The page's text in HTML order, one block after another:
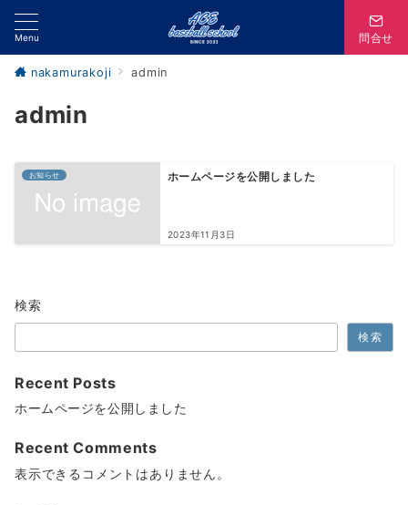
Menu 問合せ
nakamurakoji admin
admin
お知らせ ホームページを公開しました
2023年11月3日
検索
検索
Recent Posts
ホームページを公開しました
Recent Comments
表示できるコメントはありません。